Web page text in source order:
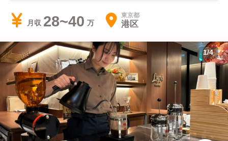
月収 28~40 東京都
港区
1/4